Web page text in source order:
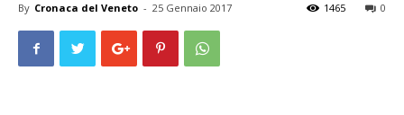
By Cronaca del Veneto - 25 Gennaio 2017 0
1465